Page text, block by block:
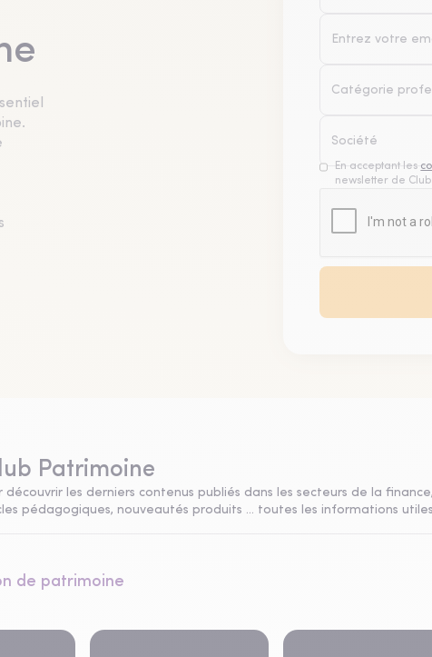
Catégorie
En acceptant les
newsletter de
Patrimoine
les derniers contenus publiés dans les secteurs de la
pédagogiques, nouveautés produits ... toutes les informations
de patrimoine